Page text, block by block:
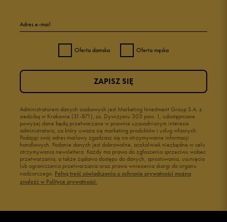
Adres e-mail
Oferta damska Oferta męska
Administratorem danych osobowych jest Marketing Investment Group S.A. z
siedzibą w Krakowie (31-871), os. Dywizjonu 303 paw. 1, udostępnione
powyżej dane będą przetwarzane w prawnie uzasadnionym interesie
administratora, za który uważa się marketing produktów i usług własnych.
Podając swój adres mailowy zgadzasz się na otrzymywanie informacji
handlowych. Podanie danych jest dobrowolne, aczkolwiek niezbędne w celu
otrzymywania newslettera. Każdy ma prawo do zgłoszenia sprzeciwu wobec
przetwarzania, a także żądania dostępu do danych, sprostowania, usunięcia
lub ograniczenia przetwarzania oraz prawo wniesienia skargi do organu
nadzorczego. Pełną treść oświadczenia o ochronie prywatności można
znaleźć w Polityce prywatności.
ZAPISZ SIĘ